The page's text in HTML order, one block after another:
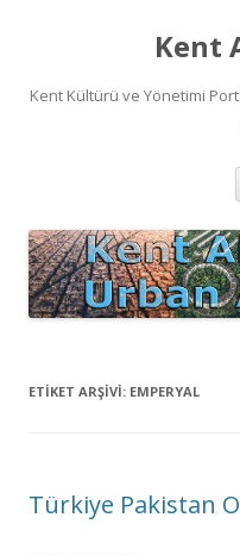
Kent
Kent Kültürü ve Yönetimi
ETIKET ARŞIVI: EMPERYAL
Türkiye Pakistan